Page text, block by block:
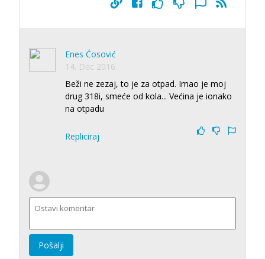
Enes Ćosović
14. Dec 2016.
Beži ne zezaj, to je za otpad. Imao je moj
drug 318i, smeće od kola... Većina je ionako
na otpadu
Repliciraj
Pošalji